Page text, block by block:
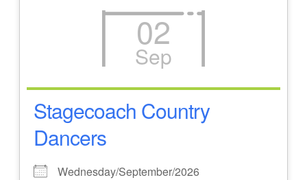
02
Sep
Stagecoach Country
Dancers
Wednesday/September/2026